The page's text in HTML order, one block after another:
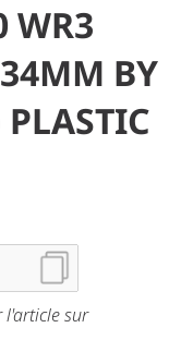
WR3
BY
l'article sur